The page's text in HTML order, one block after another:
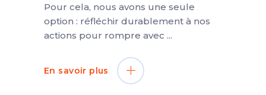
Pour cela, nous avons une seule
option : réfléchir durablement à nos
actions pour rompre avec
En savoir plus